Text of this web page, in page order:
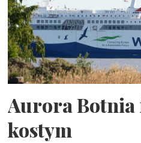
Aurora Botnia
kostym